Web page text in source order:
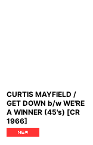
CURTIS MAYFIELD /
GET DOWN b/w WE'RE
A WINNER (45's) [CR
1966]